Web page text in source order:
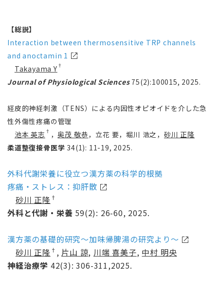
【総説】
Interaction between thermosensitive TRP channels
and anoctamin 1
Takayama Y †
Journal of Physiological Sciences75(2):100015, 2025.
経皮的神経刺激（TENS）による内因性オピオイドを介した急
性外傷性疼痛の管理
池本 英志 † ，奥茂 敬恭，立花 要，堀川 浩之，砂川 正隆
柔道整復接骨医学 34(1): 11-19, 2025.
外科代謝栄養に役立つ漢方薬の科学的根拠
疼痛・ストレス：抑肝散
砂川 正隆 †
外科と代謝・栄養 59(2): 26-60, 2025.
漢方薬の基礎的研究～加味帰脾湯の研究より～
砂川 正隆 † , 片山 諒, 川端 喜美子, 中村 明央
神経治療学 42(3): 306-311,2025.